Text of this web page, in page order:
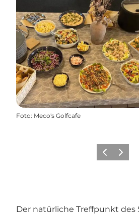
Foto: Meco's Golfcafe
Vorherige
Der natürliche Treffpunkt des